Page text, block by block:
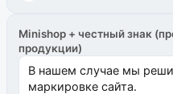
Minishop + честный знак
продукции)
В нашем случае мы
маркировке сайта.